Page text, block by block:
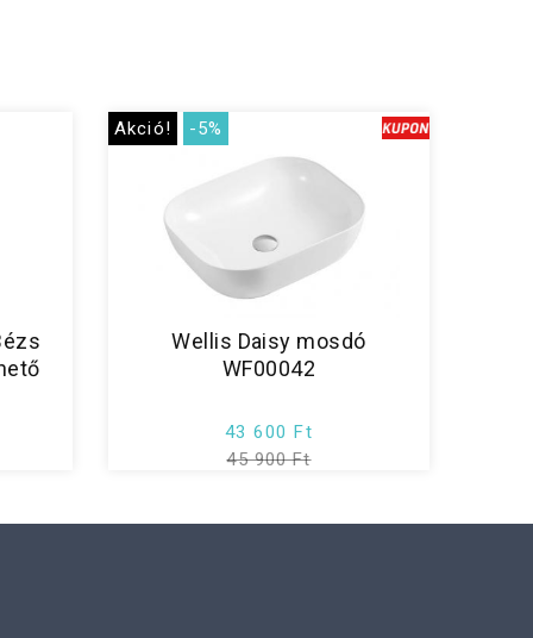
Akció! -5%
Wellis Daisy mosdó
WF00042
43 600 Ft
45 900 Ft